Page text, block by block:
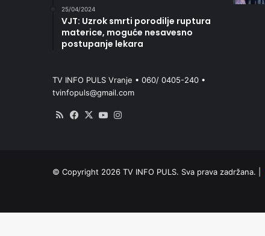
25/04/2024
VJT: Uzrok smrti porodilje ruptura
materice, moguće nesavesno
postupanje lekara
TV INFO PULS Vranje • 060/ 0405-240 •
tvinfopuls@gmail.com
RSS Facebook
X YouTube
© Copyright 2026 TV INFO PULS. Sva prava zadržana. |